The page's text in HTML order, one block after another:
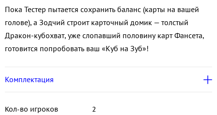
Пока Тестер пытается сохранить баланс (карты на вашей
голове), а Зодчий строит карточный домик — толстый
Дракон-кубохват, уже слопавший половину карт Фансета,
готовится попробовать ваш «Куб на Зуб»!
Комплектация
Кол-во игроков
2